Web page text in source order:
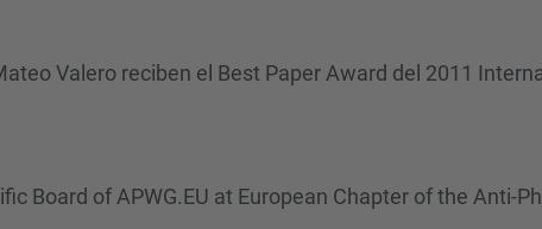
Valero reciben el Best Paper Award del 2011
Board of APWG.EU at European Chapter of the Anti-